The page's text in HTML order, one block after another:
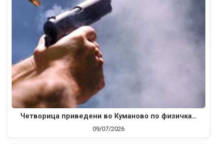
Четворица приведени во Куманово по физичка…
09/07/2026